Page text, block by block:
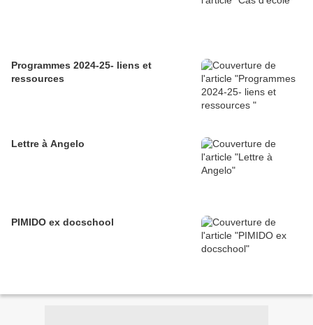
Programmes 2024-25- liens et
ressources
Lettre à Angelo
PIMIDO ex docschool